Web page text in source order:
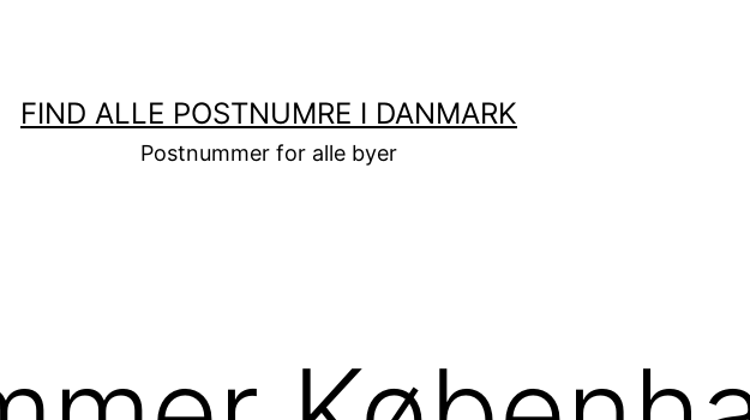
FIND ALLE POSTNUMRE I DANMARK
Postnummer for alle byer